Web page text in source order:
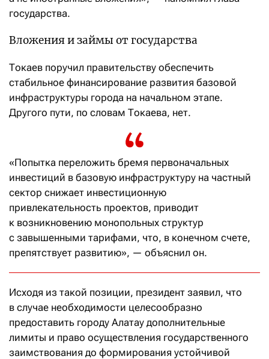
государства.
Вложения и займы от государства
Токаев поручил правительству обеспечить
стабильное финансирование развития базовой
инфраструктуры города на начальном этапе.
Другого пути, по словам Токаева, нет.
«Попытка переложить бремя первоначальных
инвестиций в базовую инфраструктуру на частный
сектор снижает инвестиционную
привлекательность проектов, приводит
к возникновению монопольных структур
с завышенными тарифами, что, в конечном счете,
препятствует развитию», — объяснил он.
Исходя из такой позиции, президент заявил, что
в случае необходимости целесообразно
предоставить городу Алатау дополнительные
лимиты и право осуществления государственного
заимствования до формирования устойчивой